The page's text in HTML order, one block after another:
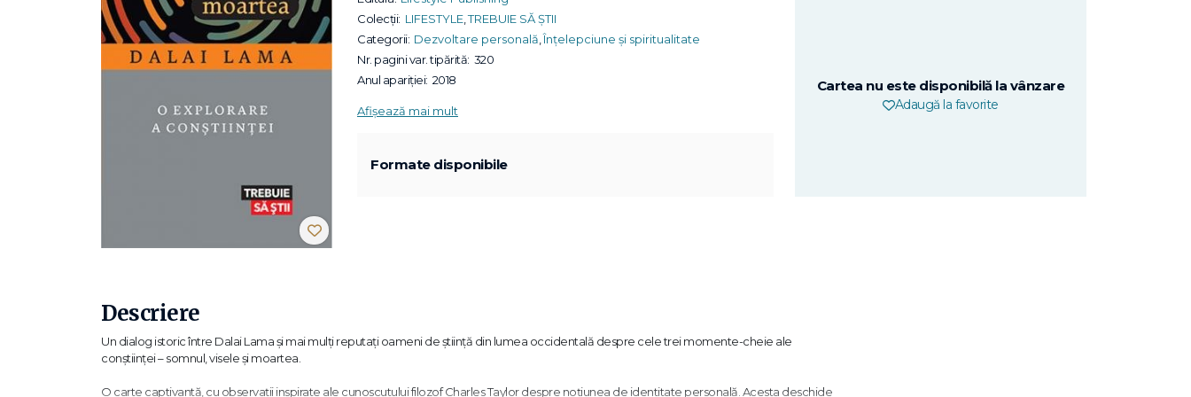
Colecții: LIFESTYLE,TREBUIE SĂ ȘTII
Categorii: Dezvoltare personală ,Înțelepciune și spiritualitate
Nr. pagini var. tipărită: 320
Anul apariției: 2018
Afișează mai mult
Formate disponibile
Cartea nu este disponibilă la vânzare
Adaugă la favorite
Descriere
Un dialog istoric între Dalai Lama și mai mulți reputați oameni de știință din lumea occidentală despre cele trei momente-cheie ale
conștiinței – somnul, visele și moartea.
O carte captivantă, cu observații inspirate ale cunoscutului filozof Charles Taylor despre noțiunea de identitate personală. Acesta deschide